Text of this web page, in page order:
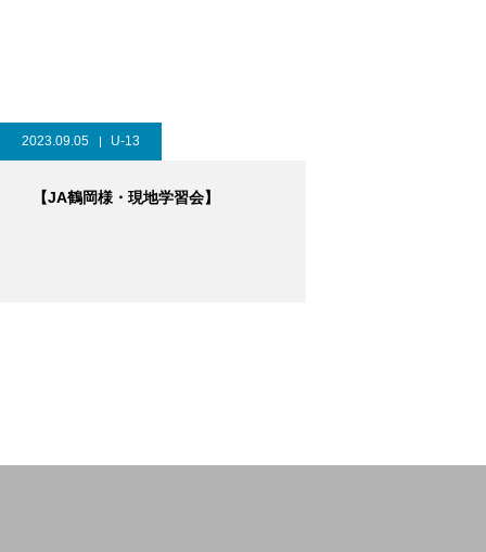
2023.09.05 U-13
【JA鶴岡様・現地学習会】